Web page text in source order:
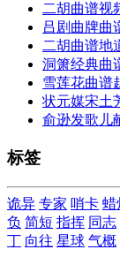
二胡曲谱视
吕剧曲牌曲
二胡曲谱地
洞箫经典曲
雪莲花曲谱
状元媒宋土
俞逊发歌儿
标签
诡异 专家 哨卡 蜡
负 简短 指挥 同志
丁 向往 星球 气概